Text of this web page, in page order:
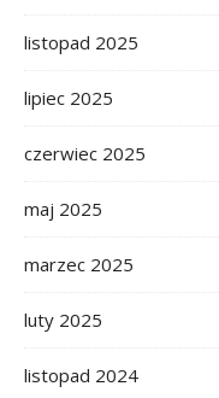
listopad 2025
lipiec 2025
czerwiec 2025
maj 2025
marzec 2025
luty 2025
listopad 2024